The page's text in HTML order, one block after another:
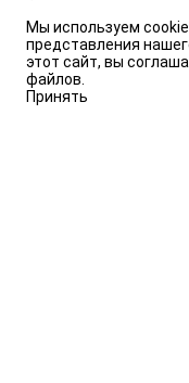
Мы используем
представления
этот сайт, вы
файлов.
Принять